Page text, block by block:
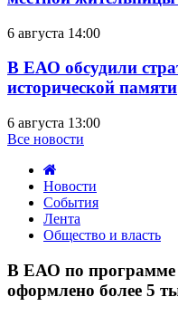
6 августа 14:00
В ЕАО обсудили
исторической памяти
6 августа 13:00
Все новости
Новости
События
Лента
Общество и власть
ЕАО
программе
В ЕАО по программе
оформлено более 5